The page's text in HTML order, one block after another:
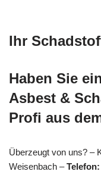
Ihr
Haben Sie
Asbest &
Profi aus
Überzeugt von uns? –
Weisenbach –Telefon: